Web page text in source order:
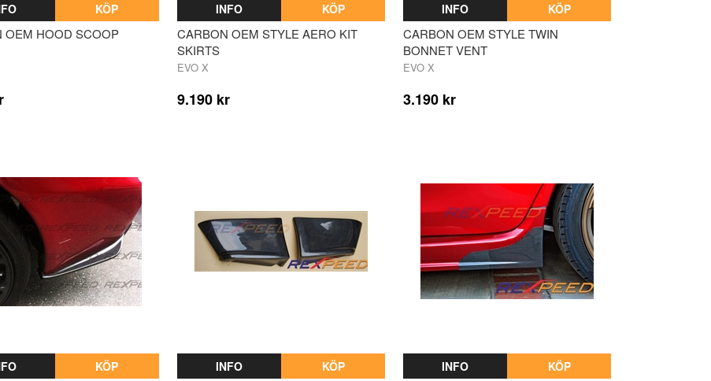
KÖP
OEM HOOD SCOOP
INFO KÖP
CARBON OEM STYLE AERO KIT
SKIRTS
EVO X
9.190 kr
INFO KÖP
CARBON OEM STYLE TWIN
BONNET VENT
EVO X
3.190 kr
KÖP INFO KÖP INFO KÖP